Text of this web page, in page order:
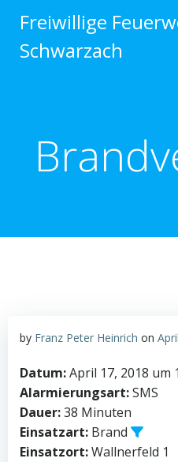
Freiwillige
Schwarzach
by Franz Peter Heinrich on
Datum:April 17, 2018 um
Alarmierungsart:SMS
Dauer:38 Minuten
Einsatzart: Brand
Einsatzort:Wallnerfeld 1